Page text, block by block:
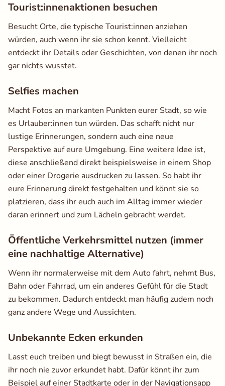
Tourist:innenaktionen besuchen
Besucht Orte, die typische Tourist:innen anziehen
würden, auch wenn ihr sie schon kennt. Vielleicht
entdeckt ihr Details oder Geschichten, von denen ihr noch
gar nichts wusstet.
Selfies machen
Macht Fotos an markanten Punkten eurer Stadt, so wie
es Urlauber:innen tun würden. Das schafft nicht nur
lustige Erinnerungen, sondern auch eine neue
Perspektive auf eure Umgebung. Eine weitere Idee ist,
diese anschließend direkt beispielsweise in einem Shop
oder einer Drogerie ausdrucken zu lassen. So habt ihr
eure Erinnerung direkt festgehalten und könnt sie so
platzieren, dass ihr euch auch im Alltag immer wieder
daran erinnert und zum Lächeln gebracht werdet.
Öffentliche Verkehrsmittel nutzen (immer
eine nachhaltige Alternative)
Wenn ihr normalerweise mit dem Auto fahrt, nehmt Bus,
Bahn oder Fahrrad, um ein anderes Gefühl für die Stadt
zu bekommen. Dadurch entdeckt man häufig zudem noch
ganz andere Wege und Aussichten.
Unbekannte Ecken erkunden
Lasst euch treiben und biegt bewusst in Straßen ein, die
ihr noch nie zuvor erkundet habt. Dafür könnt ihr zum
Beispiel auf einer Stadtkarte oder in der Navigationsapp